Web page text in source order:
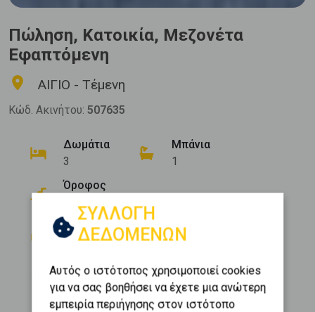
Πώληση, Κατοικία, Μεζονέτα
Εφαπτόμενη
ΑΙΓΙΟ - Τέμενη
Κώδ. Ακινήτου: 507635
Δωμάτια
3
Μπάνια
1
Όροφος
Θέση Στάθμευσης
2
Κατασκευή
2025
ΣΥΛΛΟΓΗ
ΔΕΔΟΜΕΝΩΝ
Αυτός ο ιστότοπος χρησιμοποιεί cookies
για να σας βοηθήσει να έχετε μια ανώτερη
εμπειρία περιήγησης στον ιστότοπο